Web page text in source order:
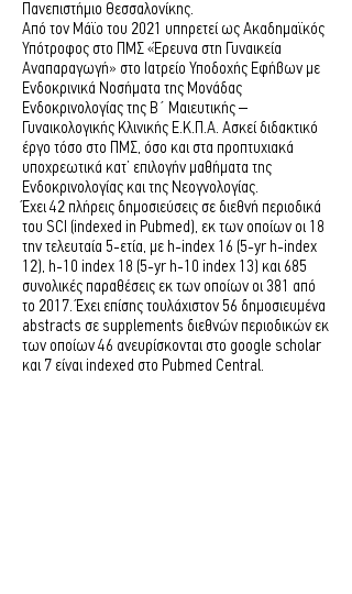
Πανεπιστήμιο Θεσσαλονίκης.
Από τον Μάϊο του 2021 υπηρετεί ως Ακαδημαϊκός
Υπότροφος στο ΠΜΣ «Έρευνα στη Γυναικεία
Αναπαραγωγή» στο Ιατρείο Υποδοχής Εφήβων με
Ενδοκρινικά Νοσήματα της Μονάδας
Ενδοκρινολογίας της Β΄ Μαιευτικής –
Γυναικολογικής Κλινικής Ε.Κ.Π.Α. Ασκεί διδακτικό
έργο τόσο στο ΠΜΣ, όσο και στα προπτυχιακά
υποχρεωτικά κατ’ επιλογήν μαθήματα της
Ενδοκρινολογίας και της Νεογνολογίας.
Έχει 42 πλήρεις δημοσιεύσεις σε διεθνή περιοδικά
του SCI (indexed in Pubmed), εκ των οποίων οι 18
την τελευταία 5-ετία, με h-index 16 (5-yr h-index
12), h-10 index 18 (5-yr h-10 index 13) και 685
συνολικές παραθέσεις εκ των οποίων οι 381 από
το 2017. Έχει επίσης τουλάχιστον 56 δημοσιευμένα
abstracts σε supplements διεθνών περιοδικών εκ
των οποίων 46 ανευρίσκονται στο google scholar
και 7 είναι indexed στο Pubmed Central.